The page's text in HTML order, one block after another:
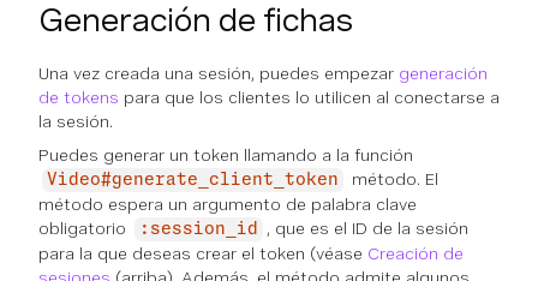
Generación de fichas
Una vez creada una sesión, puedes empezar generación
de tokens para que los clientes lo utilicen al conectarse a
la sesión.
Puedes generar un token llamando a la función
Video#generate_client_token
método. El
método espera un argumento de palabra clave
obligatorio
:session_id
, que es el ID de la sesión
para la que deseas crear el token (véase Creación de